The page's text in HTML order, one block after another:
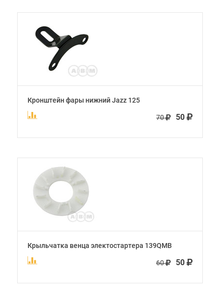
Кронштейн фары нижний Jazz 125
70 50
Крыльчатка венца электостартера 139QMB
60 50